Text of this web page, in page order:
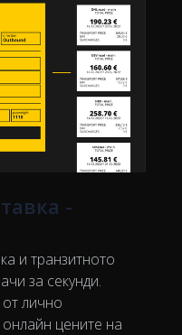
-
и транзитното
за секунди.
лично
цените на